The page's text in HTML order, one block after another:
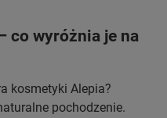
co wyróżnia je na
kosmetyki Alepia?
pochodzenie.